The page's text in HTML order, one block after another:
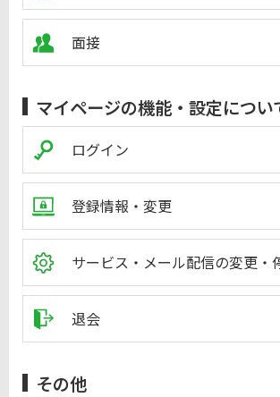
面接
マイページの機能・設定につい
ログイン
登録情報・変更
サービス・メール配信の変更・
退会
その他